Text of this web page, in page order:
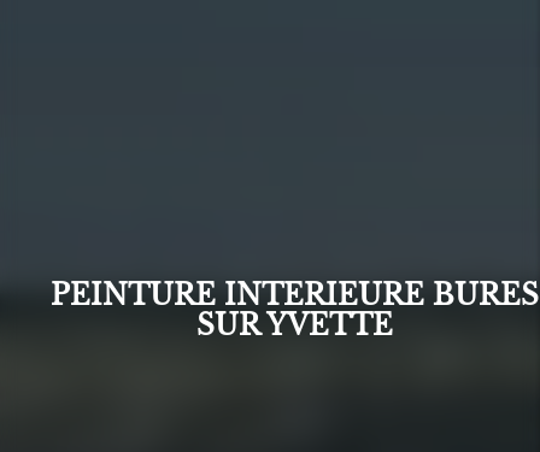
PEINTURE INTERIEURE BURES
SUR YVETTE